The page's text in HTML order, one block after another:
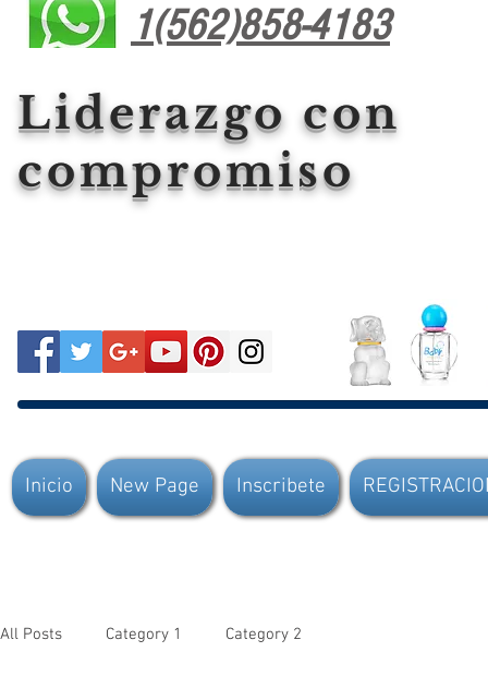
1(562)858-4183
Liderazgo con
compromiso
Inicio New Page Inscribete
All Posts Category 1 Category 2